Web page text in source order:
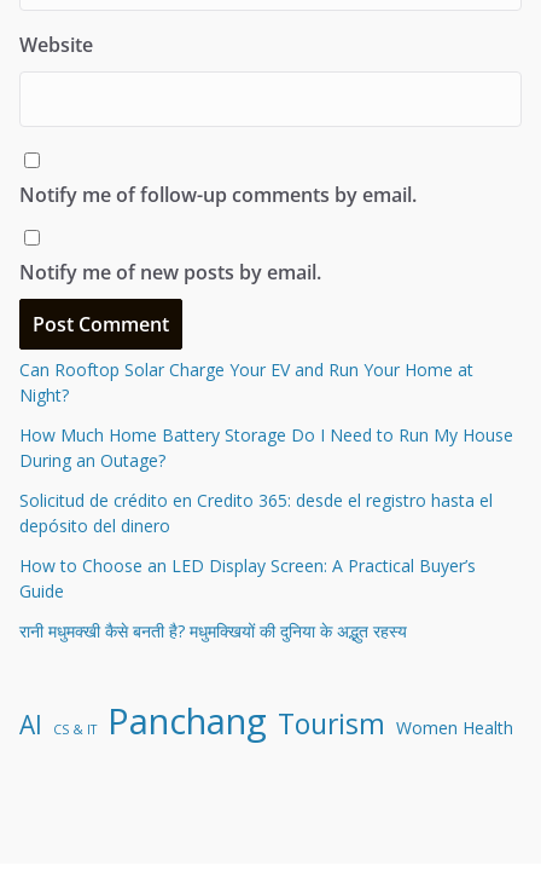
Website
Notify me of follow-up comments by email.
Notify me of new posts by email.
Can Rooftop Solar Charge Your EV and Run Your Home at
Night?
How Much Home Battery Storage Do I Need to Run My House
During an Outage?
Solicitud de crédito en Credito 365: desde el registro hasta el
depósito del dinero
How to Choose an LED Display Screen: A Practical Buyer’s
Guide
रानी मधुमक्खी कैसे बनती है? मधुमक्खियों की दुनिया के अद्भुत रहस्य
AI CS & IT Panchang Tourism Women Health